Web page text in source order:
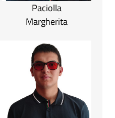
Paciolla
Margherita